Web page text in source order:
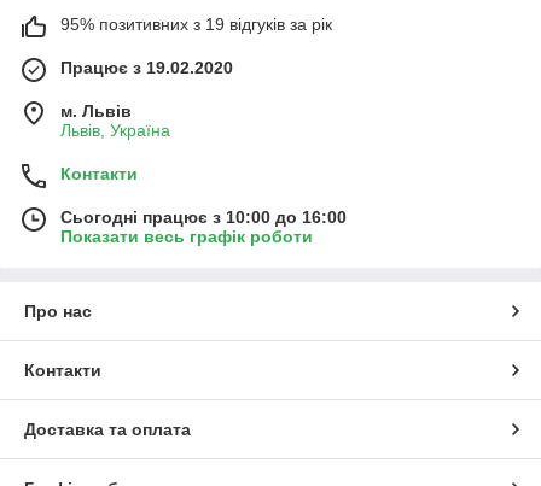
95% позитивних з 19 відгуків за рік
Працює з 19.02.2020
м. Львів
Львів, Україна
Контакти
Сьогодні працює з 10:00 до 16:00
Показати весь графік роботи
Про нас
Контакти
Доставка та оплата